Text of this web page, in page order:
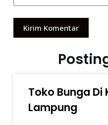
Kirim Komentar
Toko Bunga Di
Lampung